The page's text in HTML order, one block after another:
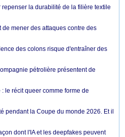
repenser la durabilité de la filière textile
de mener des attaques contre des
des colons risque d'entraîner des
pétrolière présentent de
le récit queer comme forme de
pendant la Coupe du monde 2026. Et il
dont l'IA et les deepfakes peuvent